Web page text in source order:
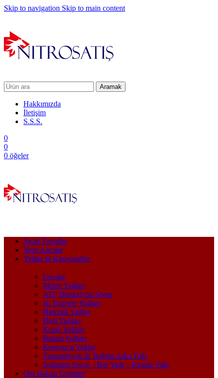
Skip to navigation Skip to main content
Aramak
Hakkımızda
İletişim
S.S.S.
0
0
0 öğeler
Sıcak Fırsatlar
Nem Alıcılar
Yağlar & Kimyasallar
Gresler
Motor Yağları
ATF Direksiyon Sıvısı
Isı Transfer Yağları
Hidrolik Yağlar
Dişli Yağları
Kızak Yağları
Bakım Yağları
Koruyucu Yağlar
Transmisyon & Traktör Arka Yağı
Soğutma Sıvısı – Bor Yağı – Kesme Yağı
Oto Bakım Ürünleri